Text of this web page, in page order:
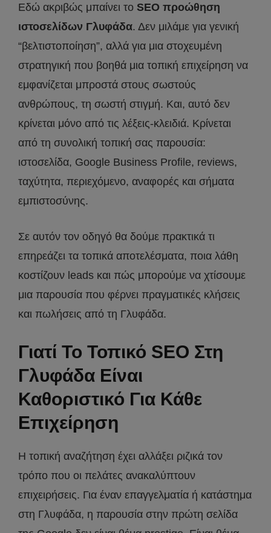
Εδώ ακριβώς μπαίνει το SEO προώθηση
ιστοσελίδων Γλυφάδα. Δεν μιλάμε για γενική
“βελτιστοποίηση”, αλλά για μια στοχευμένη
στρατηγική που βοηθά μια τοπική επιχείρηση να
εμφανίζεται μπροστά στους σωστούς
ανθρώπους, τη σωστή στιγμή. Και, αυτό δεν
κρίνεται μόνο από τις λέξεις-κλειδιά. Κρίνεται
από τη συνολική τοπική σας παρουσία:
ιστοσελίδα, Google Business Profile, reviews,
ταχύτητα, περιεχόμενο, αναφορές και σήματα
εμπιστοσύνης.
Σε αυτόν τον οδηγό θα δούμε πρακτικά τι
επηρεάζει τα τοπικά αποτελέσματα, ποια λάθη
κοστίζουν leads και πώς μπορούμε να χτίσουμε
μια παρουσία που φέρνει πραγματικές κλήσεις
και πωλήσεις από τη Γλυφάδα.
Γιατί Το Τοπικό SEO Στη
Γλυφάδα Είναι
Καθοριστικό Για Κάθε
Επιχείρηση
Η τοπική αναζήτηση έχει αλλάξει ριζικά τον
τρόπο που οι πελάτες ανακαλύπτουν
επιχειρήσεις. Για έναν επαγγελματία ή κατάστημα
στη Γλυφάδα, η παρουσία στην πρώτη σελίδα